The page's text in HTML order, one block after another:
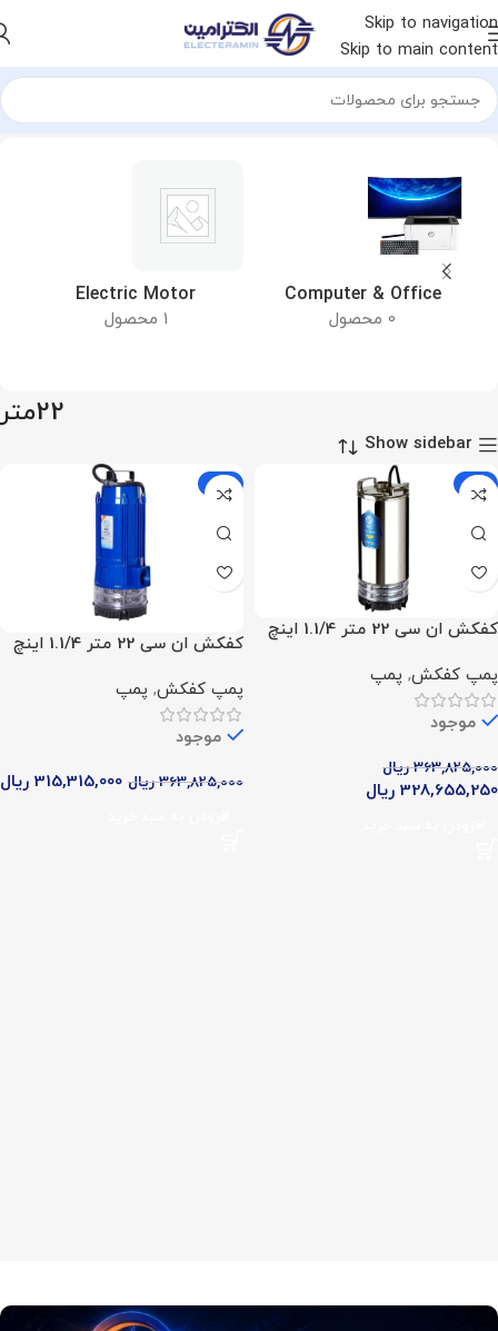
Skip to navigation
Skip to main content
خانه محصول ماکزیمم هد 22متر
Computer & Office
0 محصول
Electric Motor
1 محصول
22متر
Show sidebar
-10%
کفکش ان سی 22 متر 1.1/4 اینچ
پمپ کفکش, پمپ
موجود
363,825,000 ریال
328,655,250 ریال
-13%
کفکش ان سی 22 متر 1.1/4 اینچ
پمپ کفکش, پمپ
موجود
363,825,000 ریال 315,315,000 ریال